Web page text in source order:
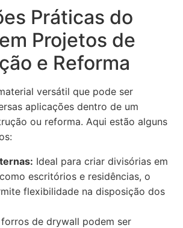
Práticas do
Projetos de
e Reforma
versátil que pode ser
aplicações dentro de um
ou reforma. Aqui estão alguns
Ideal para criar divisórias em
escritórios e residências, o
flexibilidade na disposição dos
forros de drywall podem ser